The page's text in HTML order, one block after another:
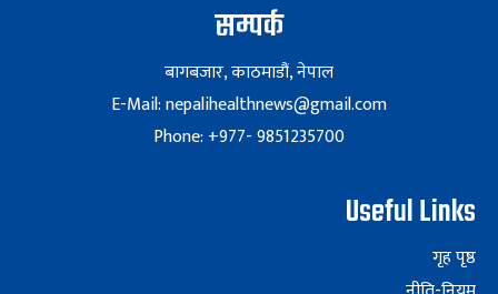
सम्पर्क
बागबजार, काठमाडौं, नेपाल
E-Mail: nepalihealthnews@gmail.com
Phone: +977- 9851235700
Useful Links
गृह पृष्ठ